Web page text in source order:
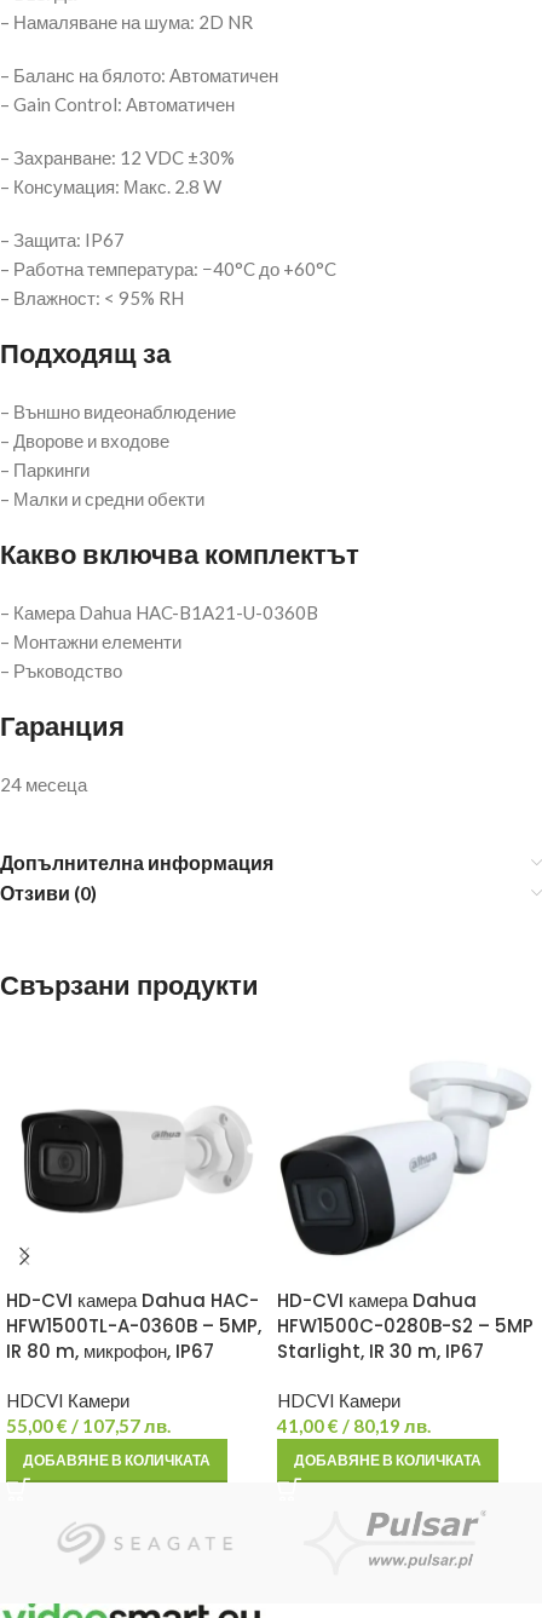
– Намаляване на шума: 2D NR
– Баланс на бялото: Автоматичен
– Gain Control: Автоматичен
– Захранване: 12 VDC ±30%
– Консумация: Макс. 2.8 W
– Защита: IP67
– Работна температура: −40°C до +60°C
– Влажност: < 95% RH
Подходящ за
– Външно видеонаблюдение
– Дворове и входове
– Паркинги
– Малки и средни обекти
Какво включва комплектът
– Камера Dahua HAC-B1A21-U-0360B
– Монтажни елементи
– Ръководство
Гаранция
24 месеца
Допълнителна информация
Отзиви (0)
Свързани продукти
HD-CVI камера Dahua HAC-
HFW1500TL-A-0360B – 5MP,
IR 80 m, микрофон, IP67
HDCVI Камери
55,00€ / 107,57 лв.
ДОБАВЯНЕ В КОЛИЧКАТА
HD-CVI камера Dahua
HFW1500C-0280B-S2 – 5MP
Starlight, IR 30 m, IP67
HDCVI Камери
41,00€ / 80,19 лв.
ДОБАВЯНЕ В КОЛИЧКАТА